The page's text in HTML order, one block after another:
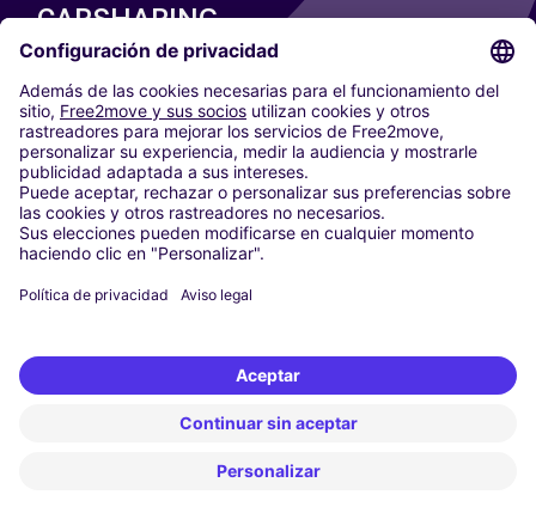
CARSHARING
NUESTRAS CIUDADES
Paris
Madrid
Washington DC
Milán
Roma
Turín
Viena
Berlín
Düsseldorf